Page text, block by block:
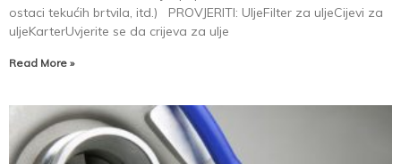
ostaci tekućih brtvila, itd.) PROVJERITI: UljeFilter za uljeCijevi za
uljeKarterUvjerite se da crijeva za ulje
Read More »